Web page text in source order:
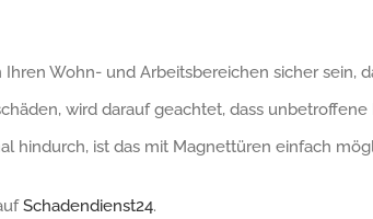
Wohn- und Arbeitsbereichen sicher sein,
wird darauf geachtet, dass
hindurch, ist das mit Magnettüren einfach
Schadendienst24.